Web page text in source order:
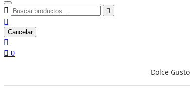
 

Cancelar

 0
Dolce Gusto